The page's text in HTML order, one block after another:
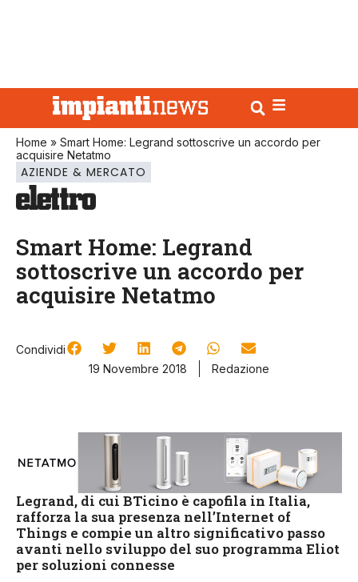
Home » Smart Home: Legrand sottoscrive un accordo per
acquisire Netatmo
AZIENDE & MERCATO
Smart Home: Legrand
sottoscrive un accordo per
acquisire Netatmo
Condividi
19 Novembre 2018
Redazione
Legrand, di cui BTicino è capofila in Italia,
rafforza la sua presenza nell’Internet of
Things e compie un altro significativo passo
avanti nello sviluppo del suo programma Eliot
per soluzioni connesse